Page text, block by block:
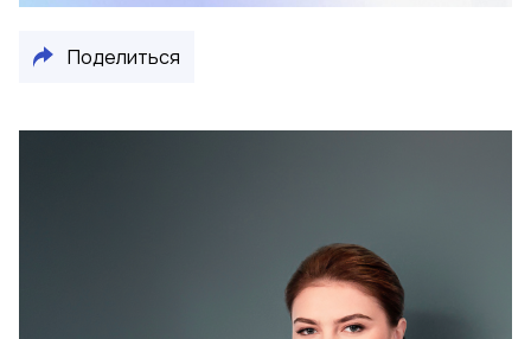
Поделиться